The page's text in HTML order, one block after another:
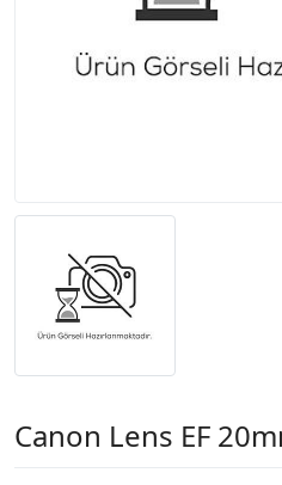
Canon Lens EF